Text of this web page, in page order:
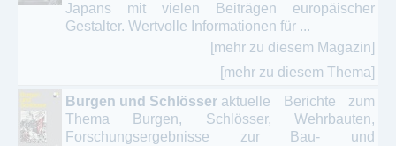
Japans mit vielen Beiträgen europäischer
Gestalter. Wertvolle Informationen für ...
[mehr zu diesem Magazin]
[mehr zu diesem Thema]
Burgen und Schlösser aktuelle Berichte zum
Thema Burgen, Schlösser, Wehrbauten,
Forschungsergebnisse zur Bau- und